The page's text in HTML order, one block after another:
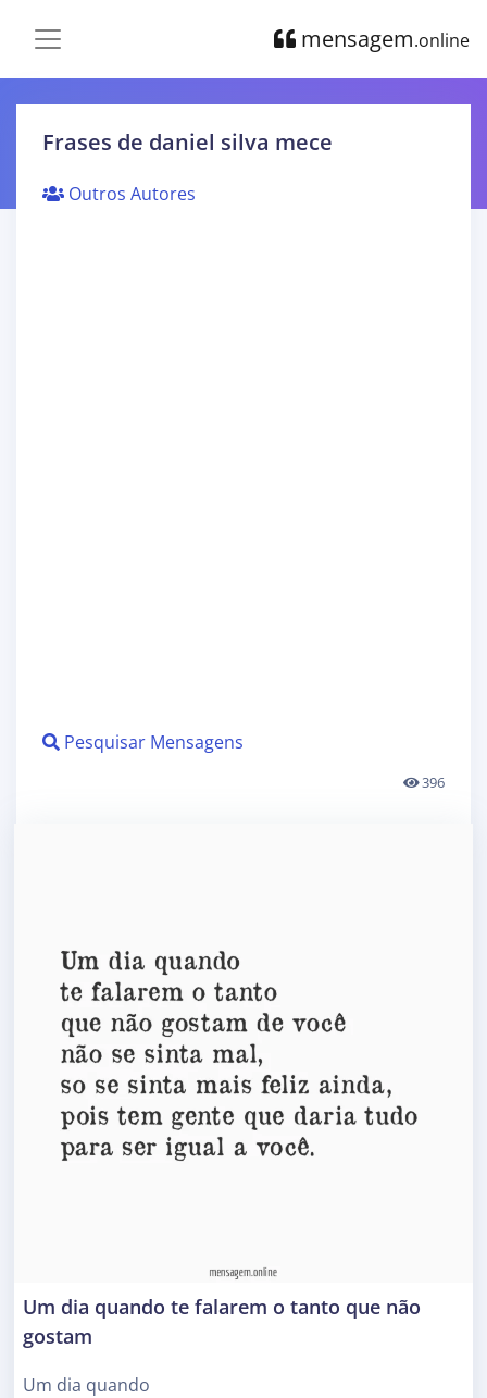
mensagem.online
Frases de daniel silva mece
Outros Autores
Pesquisar Mensagens
396
Um dia quando te falarem o tanto que não
gostam
Um dia quando